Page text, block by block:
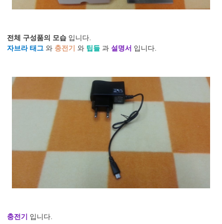
전체 구성품의 모습 입니다.
자브라 태그 와 충전기 와 팁들 과 설명서 입니다.
충전기 입니다.